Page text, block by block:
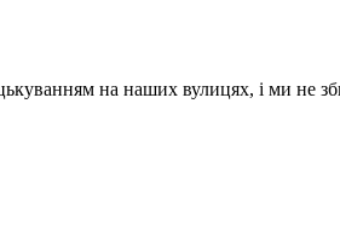
на наших вулицях, і ми не